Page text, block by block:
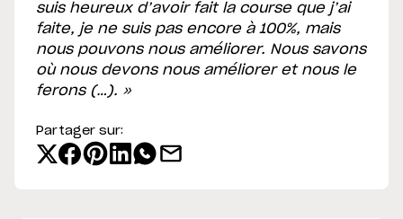
suis heureux d’avoir fait la course que j’ai
faite, je ne suis pas encore à 100%, mais
nous pouvons nous améliorer. Nous savons
où nous devons nous améliorer et nous le
ferons (…). »
Partager sur: